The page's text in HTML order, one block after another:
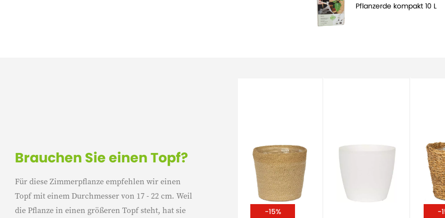
Pflanzerde kompakt 10 L
Brauchen Sie einen Topf?
Für diese Zimmerpflanze empfehlen wir einen
Topf mit einem Durchmesser von 17 - 22 cm. Weil
die Pflanze in einen größeren Topf steht, hat sie
-15% -